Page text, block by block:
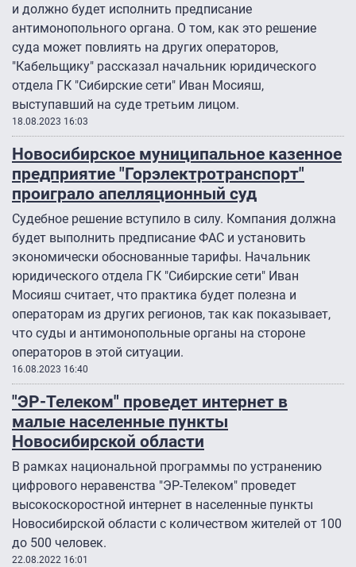
и должно будет исполнить предписание
антимонопольного органа. О том, как это решение
суда может повлиять на других операторов,
"Кабельщику" рассказал начальник юридического
отдела ГК "Сибирские сети" Иван Мосияш,
выступавший на суде третьим лицом.
18.08.2023 16:03
Новосибирское муниципальное казенное
предприятие "Горэлектротранспорт"
проиграло апелляционный суд
Судебное решение вступило в силу. Компания должна
будет выполнить предписание ФАС и установить
экономически обоснованные тарифы. Начальник
юридического отдела ГК "Сибирские сети" Иван
Мосияш считает, что практика будет полезна и
операторам из других регионов, так как показывает,
что суды и антимонопольные органы на стороне
операторов в этой ситуации.
16.08.2023 16:40
"ЭР-Телеком" проведет интернет в
малые населенные пункты
Новосибирской области
В рамках национальной программы по устранению
цифрового неравенства "ЭР-Телеком" проведет
высокоскоростной интернет в населенные пункты
Новосибирской области с количеством жителей от 100
до 500 человек.
22.08.2022 16:01